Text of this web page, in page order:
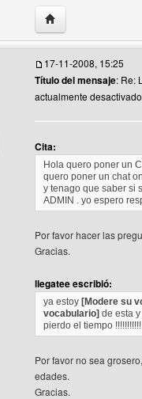
Visitar sitio web
usuario
17-11-2008, 15:25
Título del mensaje: Re:
actualmente desactivado
Cita:
Hola quero poner un
quero poner un chat
y tenago que saber si
ADMIN . yo espero
Por favor hacer las
Gracias.
llegatee escribió:
ya estoy [Modere su
vocabulario] de esta
pierdo el tiempo
Por favor no sea
edades.
Gracias.